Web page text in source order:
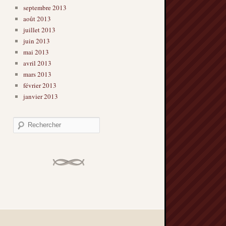
septembre 2013
août 2013
juillet 2013
juin 2013
mai 2013
avril 2013
mars 2013
février 2013
janvier 2013